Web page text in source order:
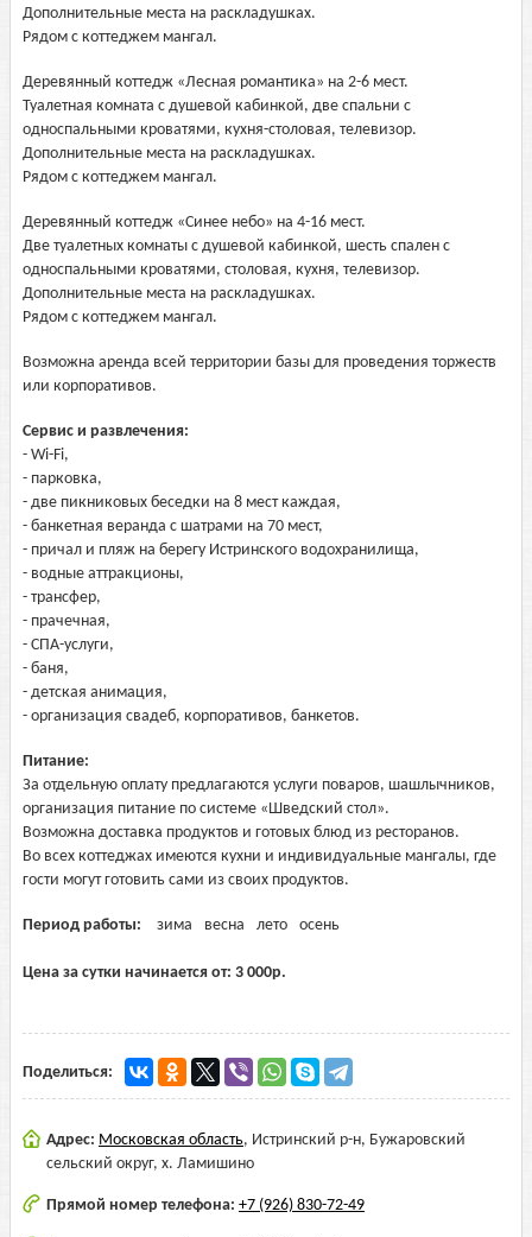
Дополнительные места на раскладушках.
Рядом с коттеджем мангал.
Деревянный коттедж «Лесная романтика» на 2-6 мест.
Туалетная комната с душевой кабинкой, две спальни с
односпальными кроватями, кухня-столовая, телевизор.
Дополнительные места на раскладушках.
Рядом с коттеджем мангал.
Деревянный коттедж «Синее небо» на 4-16 мест.
Две туалетных комнаты с душевой кабинкой, шесть спален с
односпальными кроватями, столовая, кухня, телевизор.
Дополнительные места на раскладушках.
Рядом с коттеджем мангал.
Возможна аренда всей территории базы для проведения торжеств
или корпоративов.
Сервис и развлечения:
- Wi-Fi,
- парковка,
- две пикниковых беседки на 8 мест каждая,
- банкетная веранда с шатрами на 70 мест,
- причал и пляж на берегу Истринского водохранилища,
- водные аттракционы,
- трансфер,
- прачечная,
- СПА-услуги,
- баня,
- детская анимация,
- организация свадеб, корпоративов, банкетов.
Питание:
За отдельную оплату предлагаются услуги поваров, шашлычников,
организация питание по системе «Шведский стол».
Возможна доставка продуктов и готовых блюд из ресторанов.
Во всех коттеджах имеются кухни и индивидуальные мангалы, где
гости могут готовить сами из своих продуктов.
Период работы: зима весна лето осень
Цена за сутки начинается от: 3 000р.
Поделиться:
Адрес: Московская область, Истринский р-н, Бужаровский
сельский округ, х. Ламишино
Прямой номер телефона: +7 (926) 830-72-49